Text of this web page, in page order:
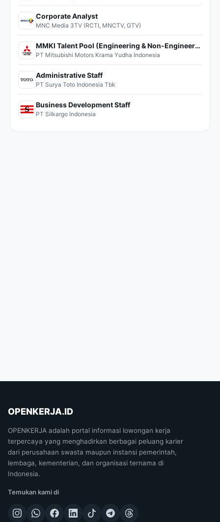
Corporate Analyst
MNC Media 3TV (RCTI, MNCTV, GTV)
MMKI Talent Pool (Engineering & Non-Engineering)
PT Mitsubishi Motors Krama Yudha Indonesia
Administrative Staff
PT Surya Toto Indonesia Tbk
Business Development Staff
PT Silkargo Indonesia
OPENKERJA.ID
OPENKERJA adalah portal informasi lowongan kerja
terpercaya yang menghadirkan berbagai peluang karier
dari perusahaan swasta maupun instansi pemerintah,
lembaga, kementerian, dan organisasi ternama di
Indonesia.
Temukan kami di